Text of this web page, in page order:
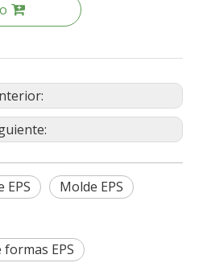
EPS
Molde EPS
EPS